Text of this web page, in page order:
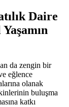
Daire
da zengin bir
eğlence
olanak
buluşma
katkı